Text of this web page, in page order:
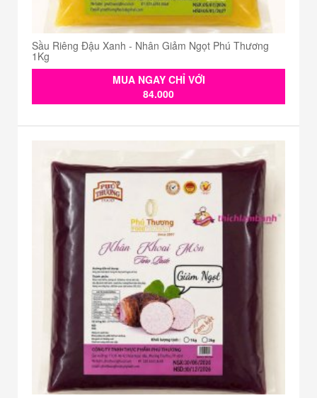
Sầu Riêng Đậu Xanh - Nhân Giảm Ngọt Phú Thương
1Kg
MUA NGAY CHỈ VỚI
84.000